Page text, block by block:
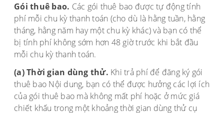
Gói thuê bao. Các gói thuê bao được tự động tính
phí mỗi chu kỳ thanh toán (cho dù là hằng tuần, hằng
tháng, hằng năm hay một chu kỳ khác) và bạn có thể
bị tính phí không sớm hơn 48 giờ trước khi bắt đầu
mỗi chu kỳ thanh toán.
(a) Thời gian dùng thử. Khi trả phí để đăng ký gói
thuê bao Nội dung, bạn có thể được hưởng các lợi ích
của gói thuê bao mà không mất phí hoặc ở mức giá
chiết khấu trong một khoảng thời gian dùng thử cụ